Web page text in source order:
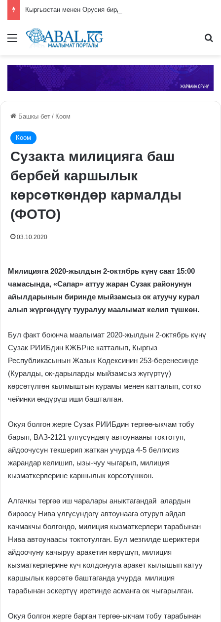
Меню
Башкы бет / Коом
Коом
Сузакта милицияга баш
бербей каршылык
көрсөткөндөр кармалды
(ФОТО)
03.10.2020
Милицияга 2020-жылдын 2-октябрь күнү саат 15:00
чамасында, «Сапар» аттуу жаран Сузак районунун
айылдарынын биринде мыйзамсыз ок атуучу курал
алып жүргөндүгү тууралуу маалымат келип түшкөн.
Бул факт боюнча маалымат 2020-жылдын 2-октябрь күнү
Сузак РИИБдин КЖБРне катталып, Кыргыз
Республикасынын Жазык Кодексинин 253-беренесинде
(Куралды, ок-дарыларды мыйзамсыз жүгүртүү)
көрсөтүлгөн кылмыштын курамы менен катталып, сотко
чейинки өндүрүш иши башталган.
Окуя болгон жерге Сузак РИИБдин тергөө-ыкчам тобу
барып, ВАЗ-2121 үлгүсүндөгү автоунааны токтотуп,
айдоочусун текшерип жаткан учурда 4-5 белгисиз
жарандар келишип, ызы-чуу чыгарып, милиция
кызматкерлерине каршылык көрсөтүшкөн.
Алгачкы тергөө иш чаралары аныктагандай алардын
бирөөсү Нива үлгүсүндөгү автоунаага отуруп айдап
качмакчы болгондо, милиция кызматкерлери тарабынан
Нива автоунаасы токтотулган. Бул мезгилде шериктери
айдоочуну качыруу аракетин көрүшүп, милиция
кызматкерлерине күч колдонууга аракет кылышып катуу
каршылык көрсөтө баштаганда учурда милиция
тарабынан эскертүү иретинде асманга ок чыгарылган.
Окуя болгон жерге барган тергөө-ыкчам тобу тарабынан